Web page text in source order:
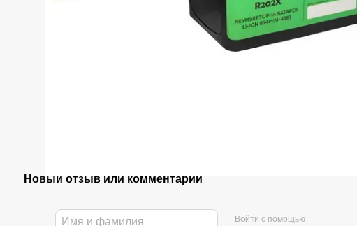
Новый отзыв или комментарий
Войти с помощью